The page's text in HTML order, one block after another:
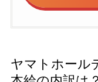
ヤマトホール